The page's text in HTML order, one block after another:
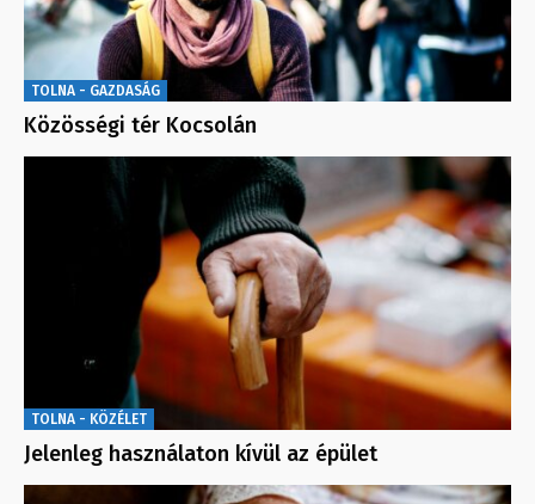
TOLNA - GAZDASÁG
Közösségi tér Kocsolán
TOLNA - KÖZÉLET
Jelenleg használaton kívül az épület